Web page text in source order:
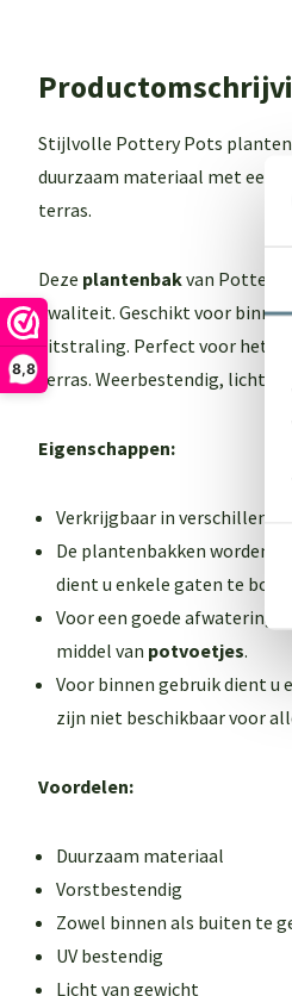
8,8
Stijlvolle Pottery Pots
duurzaam materiaal met een
terras.
Deze plantenbakvan Pottery
kwaliteit. Geschikt voor
uitstraling. Perfect voor het
terras. Weerbestendig, licht
Eigenschappen:
Verkrijgbaar in verschillende
De plantenbakken worden
dient u enkele gaten te boren.
Voor een goede afwatering
middel van potvoetjes.
Voor binnen gebruik dient u
zijn niet beschikbaar voor
Voordelen:
Duurzaam materiaal
Vorstbestendig
Zowel binnen als buiten te
UV bestendig
Licht van gewicht